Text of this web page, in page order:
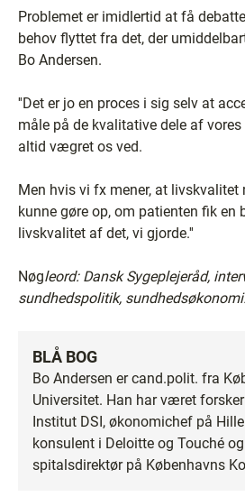
Problemet er imidlertid at få
behov flyttet fra det, der
Bo Andersen.
''Det er jo en proces i sig selv at
måle på de kvalitative dele af
altid vægret os ved.
Men hvis vi fx mener, at
kunne gøre op, om patienten fik en
livskvalitet af det, vi gjorde.''
Nøgleord: Dansk Sygeplejeråd,
sundhedspolitik, sundhedsøkonomi.
BLÅ BOG
Bo Andersen er cand.polit. fra
Universitet. Han har været
Institut DSI, økonomichef på
konsulent i Deloitte og Touché
spitalsdirektør på Københavns